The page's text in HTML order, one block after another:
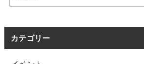
索:
カテゴリー